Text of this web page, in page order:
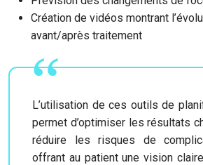
Création de vidéos montrant
avant/après traitement
L’utilisation de ces outils de
permet d’optimiser les résultats
réduire les risques de
offrant au patient une vision